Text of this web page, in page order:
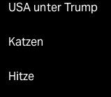
USA unter Trump
Katzen
Hitze